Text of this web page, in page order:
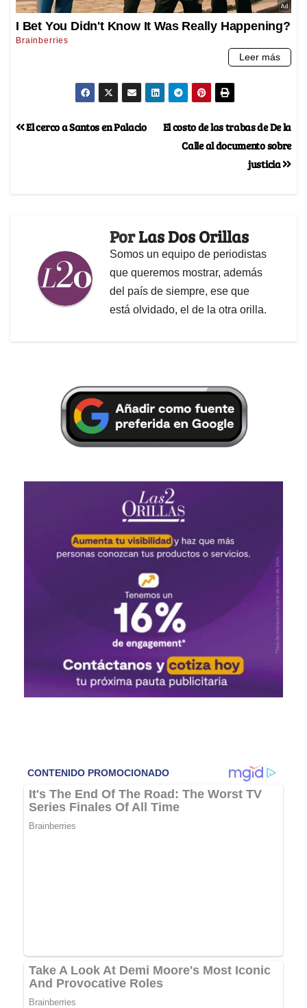
El costo de las trabas de De la
Calle al documento sobre
justicia
El cerco a Santos en Palacio
PorLas Dos Orillas
Somos un equipo de periodistas
que queremos mostrar, además
del país de siempre, ese que
está olvidado, el de la otra orilla.